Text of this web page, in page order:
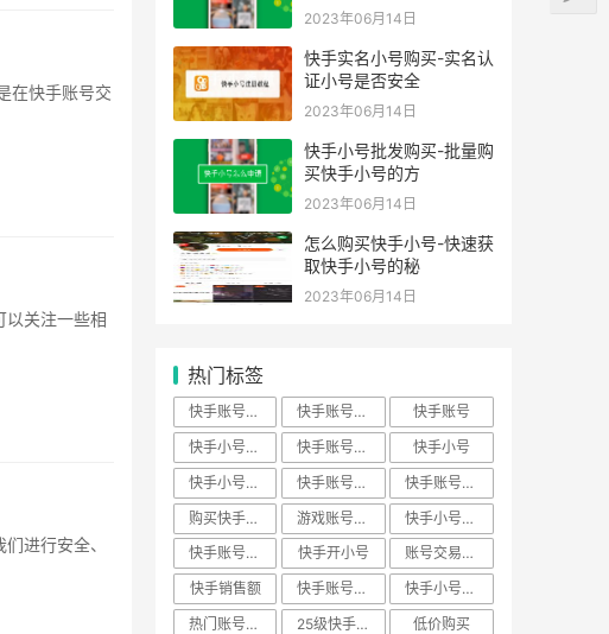
2023年06月14日
快手实名小号购买-实名认
证小号是否安全
2023年06月14日
快手小号批发购买-批量购
买快手小号的方
2023年06月14日
怎么购买快手小号-快速获
取快手小号的秘
2023年06月14日
热门标签
快手账号买卖 快手账号购买
快手账号
快手小号购买
快手账号交易
快手小号
快手小号批发
快手账号出售
快手账号批发
购买快手账号
游戏账号交易
快手小号下载
快手账号回收
快手开小号
账号交易平台
快手销售额
快手账号转让
快手小号出售
热门账号数据
25级快手账号
低价购买